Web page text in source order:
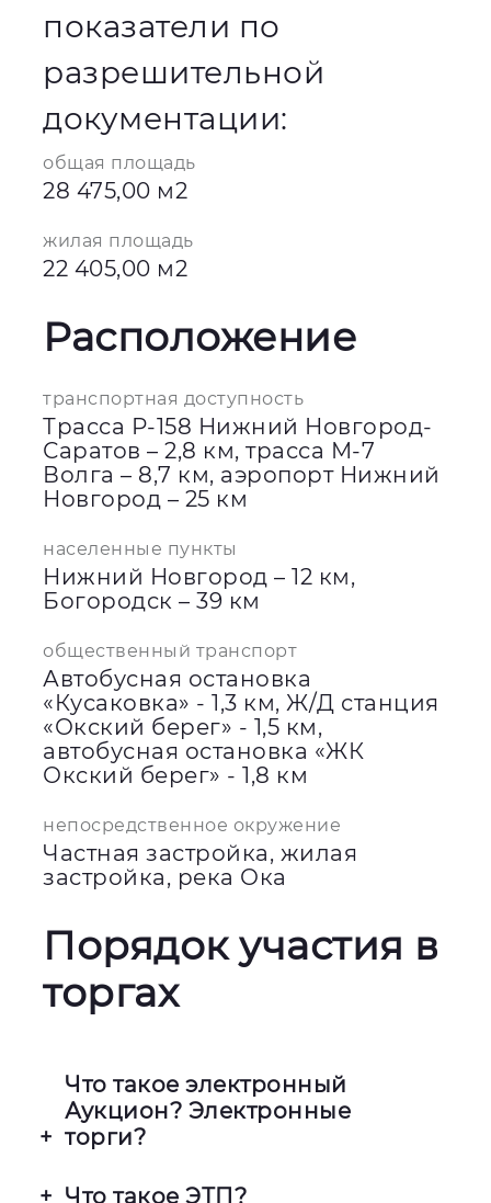
показатели по
разрешительной
документации:
общая площадь
28 475,00 м2
жилая площадь
22 405,00 м2
Расположение
транспортная доступность
Трасса Р-158 Нижний Новгород-
Саратов – 2,8 км, трасса М-7
Волга – 8,7 км, аэропорт Нижний
Новгород – 25 км
населенные пункты
Нижний Новгород – 12 км,
Богородск – 39 км
общественный транспорт
Автобусная остановка
«Кусаковка» - 1,3 км, Ж/Д станция
«Окский берег» - 1,5 км,
автобусная остановка «ЖК
Окский берег» - 1,8 км
непосредственное окружение
Частная застройка, жилая
застройка, река Ока
Порядок участия в
торгах
Что такое электронный
Аукцион? Электронные
торги?
Это процесс покупки и продажи
Что такое ЭТП?